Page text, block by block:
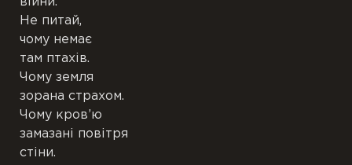
Повісті
П’єси
Переклади
Підрядкові
Не питай,
чому немає
там птахів.
Чому земля
зорана страхом.
Чому кров’ю
замазані повітря
стіни.